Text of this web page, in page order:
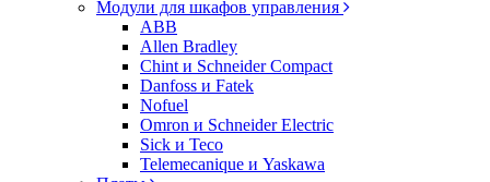
Модули для шкафов управления
ABB
Allen Bradley
Chint и Schneider Compact
Danfoss и Fatek
Nofuel
Omron и Schneider Electric
Sick и Teco
Telemecanique и Yaskawa